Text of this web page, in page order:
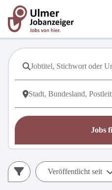
Jobs
Veröffentlicht seit